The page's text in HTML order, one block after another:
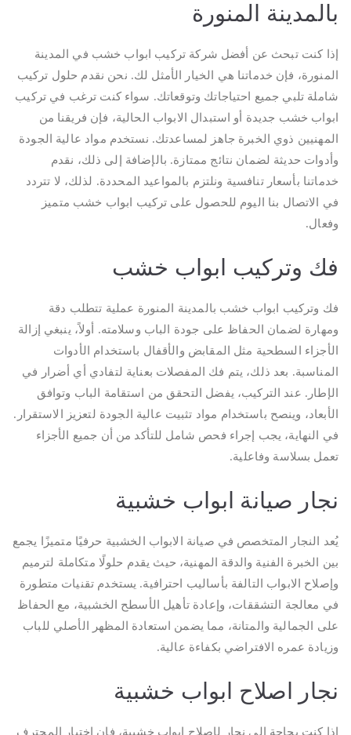
بالمدينة المنورة
إذا كنت تبحث عن أفضل شركة تركيب ابواب خشب في المدينة
المنورة، فإن خدماتنا هي الخيار الأمثل لك. نحن نقدم حلول تركيب
شاملة تلبي جميع احتياجاتك وتوقعاتك. سواء كنت ترغب في تركيب
ابواب خشب جديدة أو استبدال الابواب الحالية، فإن فريقنا من
المهنيين ذوي الخبرة جاهز لمساعدتك. نستخدم مواد عالية الجودة
وأدوات حديثة لضمان نتائج ممتازة. بالإضافة إلى ذلك، نقدم
خدماتنا بأسعار تنافسية ونلتزم بالمواعيد المحددة. لذلك، لا تتردد
في الاتصال بنا اليوم للحصول على تركيب ابواب خشب متميز
وفعال.
فك وتركيب ابواب خشب
فك وتركيب ابواب خشب بالمدينة المنورة عملية تتطلب دقة
ومهارة لضمان الحفاظ على جودة الباب وسلامته. أولاً، ينبغي إزالة
الأجزاء السطحية مثل المقابض والأقفال باستخدام الأدوات
المناسبة. بعد ذلك، يتم فك المفصلات بعناية لتفادي أي أضرار في
الإطار. عند التركيب، يفضل التحقق من استقامة الباب وتوافق
الأبعاد، وينصح باستخدام مواد تثبيت عالية الجودة لتعزيز الاستقرار.
في النهاية، يجب إجراء فحص شامل للتأكد من أن جميع الأجزاء
تعمل بسلاسة وفاعلية.
نجار صيانة ابواب خشبية
يُعد النجار المتخصص في صيانة الابواب الخشبية حرفيًا متميزًا يجمع
بين الخبرة الفنية والدقة المهنية، حيث يقدم حلولًا متكاملة لترميم
وإصلاح الابواب التالفة بأساليب احترافية. يستخدم تقنيات متطورة
في معالجة التشققات، وإعادة تأهيل الأسطح الخشبية، مع الحفاظ
على الجمالية والمتانة، مما يضمن استعادة المظهر الأصلي للباب
وزيادة عمره الافتراضي بكفاءة عالية.
نجار اصلاح ابواب خشبية
إذا كنت بحاجة إلى نجار لإصلاح ابواب خشبية، فإن اختيار المحترف